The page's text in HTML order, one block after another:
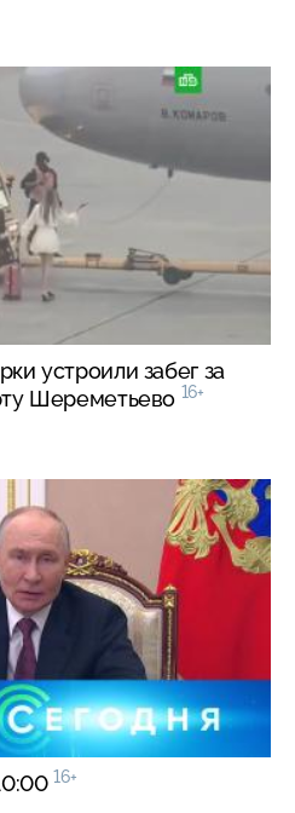
устроили забег за
Шереметьево 16+
16+